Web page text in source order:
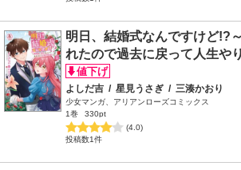
明日、結婚式なんですけど!?
れたので過去に戻って人生や
よしだ吉 / 星見うさぎ / 三湊かおり
少女マンガ、アリアンローズコミックス
1巻
330pt
(4.0)
投稿数1件